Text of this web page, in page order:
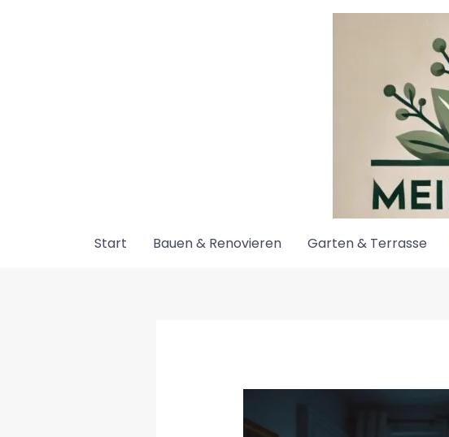
Start Bauen & Renovieren Garten & Terrasse